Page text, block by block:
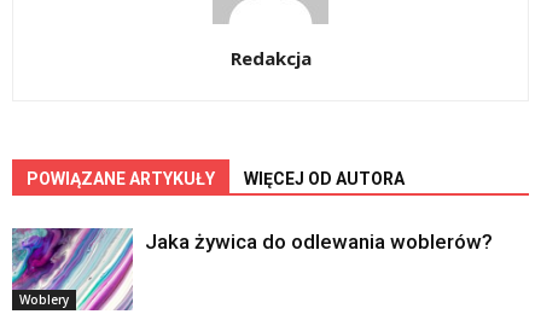
Redakcja
POWIĄZANE ARTYKUŁY WIĘCEJ OD AUTORA
Woblery
Jaka żywica do odlewania woblerów?